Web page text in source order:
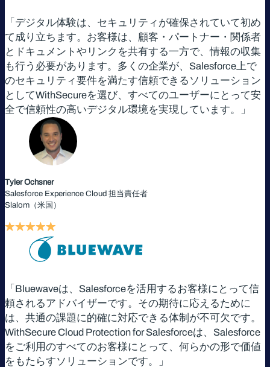
「デジタル体験は、セキュリティが確保されていて初め
て成り立ちます。お客様は、顧客・パートナー・関係者
とドキュメントやリンクを共有する一方で、情報の収集
も行う必要があります。多くの企業が、Salesforce上で
のセキュリティ要件を満たす信頼できるソリューション
としてWithSecureを選び、すべてのユーザーにとって安
全で信頼性の高いデジタル環境を実現しています。」
Tyler Ochsner
Salesforce Experience Cloud 担当責任者
Slalom（米国）
「Bluewaveは、Salesforceを活用するお客様にとって信
頼されるアドバイザーです。その期待に応えるために
は、共通の課題に的確に対応できる体制が不可欠です。
WithSecure Cloud Protection for Salesforceは、Salesforce
をご利用のすべてのお客様にとって、何らかの形で価値
をもたらすソリューションです。」